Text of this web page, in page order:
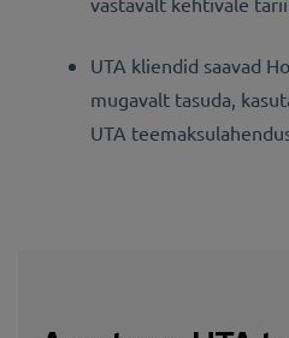
UTA kliendid saavad
mugavalt tasuda,
UTA